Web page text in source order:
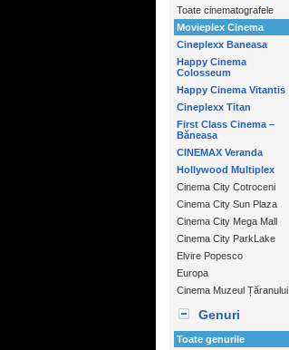
Toate cinematografele
Movieplex Cinema
Cineplexx Baneasa
Happy Cinema
Colosseum
Happy Cinema Vitantis
Cineplexx Titan
First Class Cinema –
Băneasa
CINEMAX Veranda
Hollywood Multiplex
Cinema City Cotroceni
Cinema City Sun Plaza
Cinema City Mega Mall
Cinema City ParkLake
Elvire Popesco
Europa
Cinema Muzeul Țăranului
Genuri
Toate genurile